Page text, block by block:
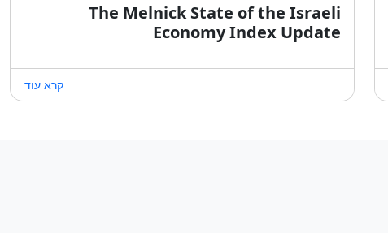
The Melnick State of the Israeli
Economy Index Update
קרא עוד